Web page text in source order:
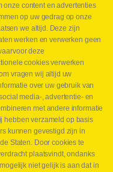
promotie!
onze content en advertenties
op uw gedrag op onze
we altijd. Deze zijn
werken en verwerken geen
deze
cookies verwerken
vragen wij altijd uw
over uw gebruik van
media-, advertentie- en
met andere informatie
hebben verzameld op basis
kunnen gevestigd zijn in
Staten. Door cookies te
plaatsvindt, ondanks
niet gelijk is aan dat in